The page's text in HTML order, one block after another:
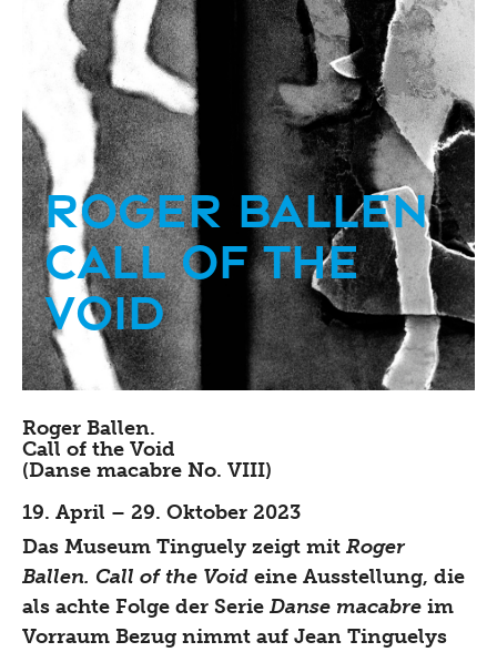
Roger Ballen
Call of the
Void
Roger Ballen.
Call of the Void
(Danse macabre No. VIII)
19. April – 29. Oktober 2023
Das Museum Tinguely zeigt mit Roger
Ballen. Call of the Void eine Ausstellung, die
als achte Folge der Serie Danse macabre im
Vorraum Bezug nimmt auf Jean Tinguelys